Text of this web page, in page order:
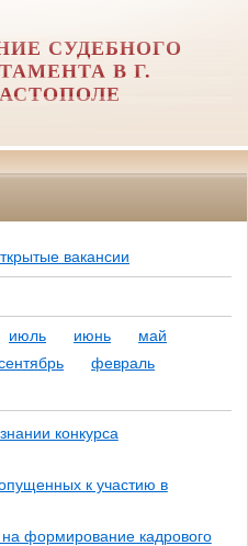
СУДЕБНОГО
В Г.
вакансии
июль июнь
май
февраль
конкурса
к участию в
формирование кадрового